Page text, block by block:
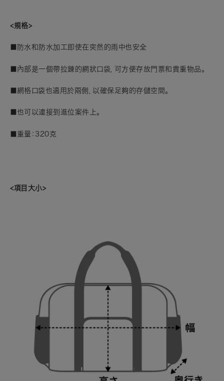
<規格>
■防水和防水加工即使在突然的雨中也安全
■內部是一個帶拉鍊的網狀口袋，可方便存放門票和貴重物品。
■網格口袋也適用於兩側，以確保足夠的存儲空間。
■也可以連接到進位案件上。
■重量：320克
<項目大小>